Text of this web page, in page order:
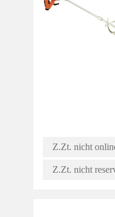
Z.Zt. nicht
Z.Zt. nicht